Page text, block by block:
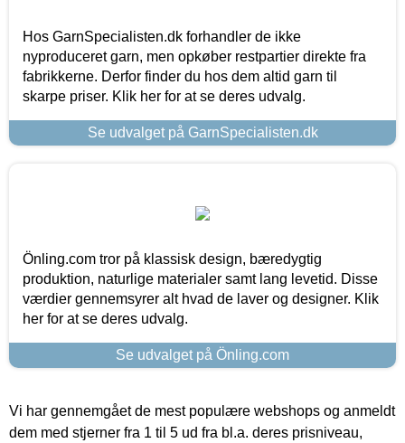
Hos GarnSpecialisten.dk forhandler de ikke
nyproduceret garn, men opkøber restpartier direkte fra
fabrikkerne. Derfor finder du hos dem altid garn til
skarpe priser. Klik her for at se deres udvalg.
Se udvalget på GarnSpecialisten.dk
Önling.com tror på klassisk design, bæredygtig
produktion, naturlige materialer samt lang levetid. Disse
værdier gennemsyrer alt hvad de laver og designer. Klik
her for at se deres udvalg.
Se udvalget på Önling.com
Vi har gennemgået de mest populære webshops og anmeldt
dem med stjerner fra 1 til 5 ud fra bl.a. deres prisniveau,